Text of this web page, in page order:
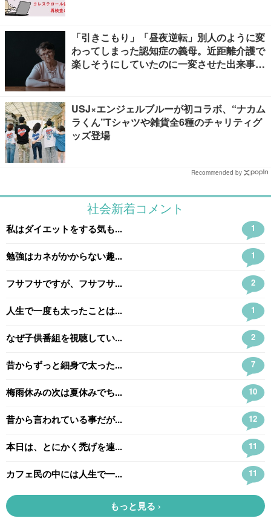
「引きこもり」「昼夜逆転」別人のように変
わってしまった認知症の義母。近距離介護で
楽しそうにしていたのに一変させた出来事と
USJ×エンジェルブルーが初コラボ、“ナカム
ラくん”Tシャツや雑貨全6種のチャリティグ
ッズ登場
Recommended by